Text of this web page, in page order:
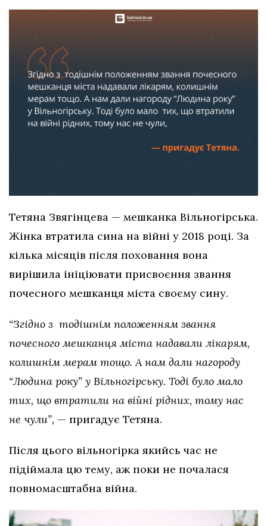
Тетяна Звягінцева — мешканка Вільногірська.
Жінка втратила сина на війні у 2018 році. За
кілька місяців після поховання вона
вирішила ініціювати присвоєння звання
почесного мешканця міста своєму сину.
“Згідно з тодішнім положенням звання
почесного мешканця міста надавали лікарям,
колишнім мерам тощо. А нам дали нагороду
“Людина року” у Вільногірську. Тоді було мало
тих, що втратили на війні рідних, тому нас
не чули”, — пригадує Тетяна.
Після цього вільногірка якийсь час не
підіймала цю тему, аж поки не почалася
повномасштабна війна.